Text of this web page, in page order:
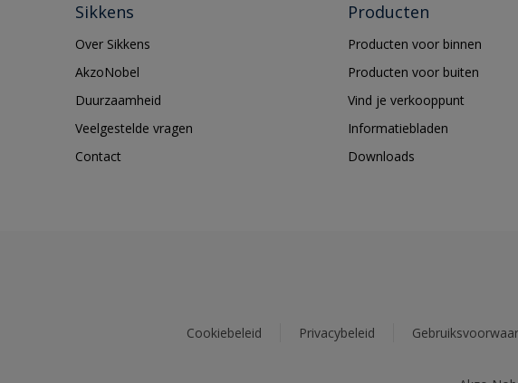
Sikkens
Over Sikkens
AkzoNobel
Duurzaamheid
Veelgestelde vragen
Contact
Producten
Producten voor binnen
Producten voor buiten
Vind je verkooppunt
Informatiebladen
Downloads
Cookiebeleid Privacybeleid